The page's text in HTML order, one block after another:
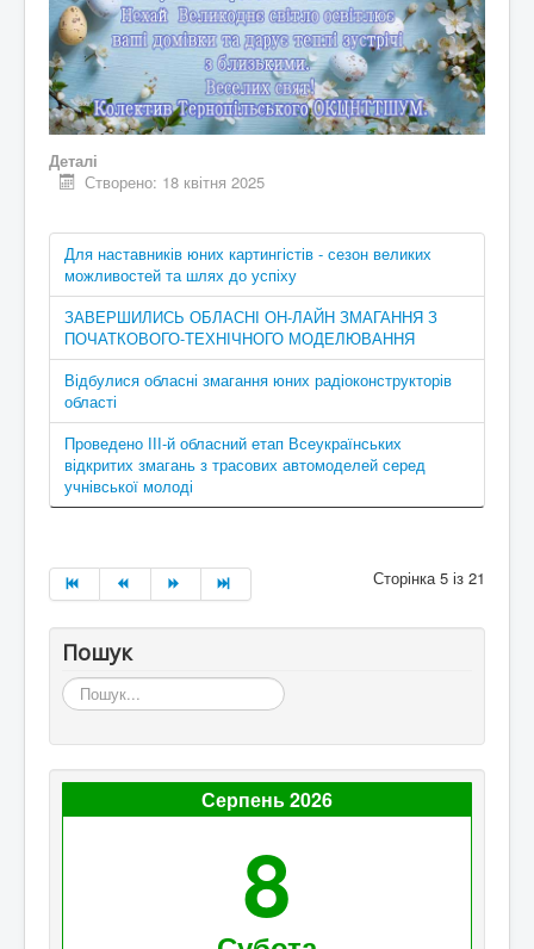
Деталі
Створено: 18 квітня 2025
Для наставників юних картингістів - сезон великих
можливостей та шлях до успіху
ЗАВЕРШИЛИСЬ ОБЛАСНІ ОН-ЛАЙН ЗМАГАННЯ З
ПОЧАТКОВОГО-ТЕХНІЧНОГО МОДЕЛЮВАННЯ
Відбулися обласні змагання юних радіоконструкторів
області
Проведено ІІІ-й обласний етап Всеукраїнських
відкритих змагань з трасових автомоделей серед
учнівської молоді
Сторінка 5 із 21
Пошук
Пошук...
Серпень 2026
8